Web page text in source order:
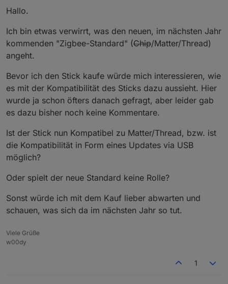
zigbee.0
2021-09-01 21:47:13.286	info	Zigbee:
zigbee.0
Hallo.
Ich bin etwas verwirrt, was den neuen, im nächsten Jahr
kommenden "Zigbee-Standard" (Chip/Matter/Thread)
angeht.
Bevor ich den Stick kaufe würde mich interessieren, wie
es mit der Kompatibilität des Sticks dazu aussieht. Hier
wurde ja schon öfters danach gefragt, aber leider gab
es dazu bisher noch keine Kommentare.
Ist der Stick nun Kompatibel zu Matter/Thread, bzw. ist
die Kompatibilität in Form eines Updates via USB
möglich?
Oder spielt der neue Standard keine Rolle?
Sonst würde ich mit dem Kauf lieber abwarten und
schauen, was sich da im nächsten Jahr so tut.
Viele Grüße
w00dy
1